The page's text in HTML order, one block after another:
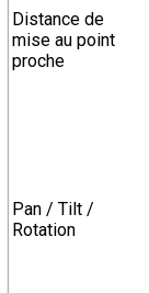
Distance de
mise au point
proche
Pan / Tilt /
Rotation